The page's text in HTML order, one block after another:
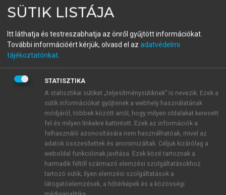
Fizika
Az egyszerű folyadékok Bernal-
féle golyómodellje
Az olvadásponthoz közeli hőmérsékleten a
fémolvadékok sűrűsége, összenyomhatósága a
kristályállapotú fémekével közel azonos. A tiszta
fémek szerkezeti szempontból a legegyszerűbb
anyagok közé tartoznak. Azonos atomokból épülnek
fel, kristályszerkezetük legtöbb esetben maximális
sűrűséggel egymásra helyezett golyókkal
modellezhető. E tényből indulvaBernala 20. század
SÜTIK LISTÁJA
Itt láthatja és testreszabhatja az önről gyűjtött információkat.
További információért kérjük, olvasd el az adatvédelmi
tájékoztatónkat
STATISZTIKA
A statisztikai sütiket „teljesítménysütiknek” is nevezik. Ezek a
sütik információkat gyűjtenek a webhely használatának
módjáról, többek között arról, hogy milyen oldalakat keresett
fel és milyen linkekre kattintott. Ezek az információk a
felhasználó azonosítására nem használhatóak, mivel az
adatok összesítettek és anonimizáltak. Céljuk kizárólag a
weboldal funkcióinak javítása. Ezek közé tartoznak a
harmadik féltől származó elemzési szolgáltatásokhoz
tartozó sütik; ilyen elemzési szolgáltatások a
látogatóelemzések, a hőtérképek és a közösségi